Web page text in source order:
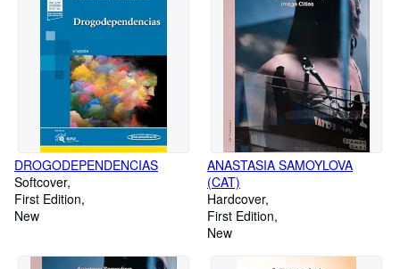
DROGODEPENDENCIAS
Softcover
First Edition
New
ANASTASIA SAMOYLOVA
(CAT)
Hardcover
First Edition
New